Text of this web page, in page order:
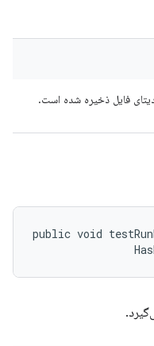
فایل ذخیره شده است.
public void